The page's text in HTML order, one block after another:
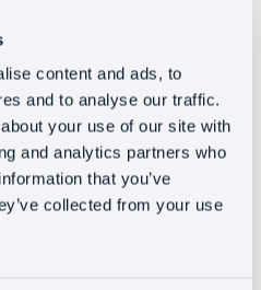
content and ads, to
and to analyse our traffic.
your use of our site with
and analytics partners who
that you’ve
collected from your use
ser atendido como si
física, y Oct8ne nos
de
fines de